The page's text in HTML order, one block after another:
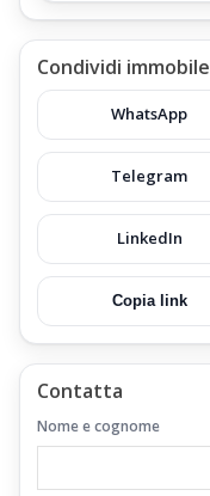
Condividi immobile
WhatsApp
Telegram
LinkedIn
Copia link
Contatta
Nome e cognome